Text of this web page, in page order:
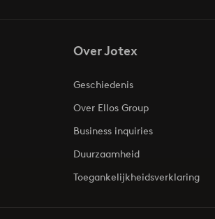
Over Jotex
Geschiedenis
Over Ellos Group
Business inquiries
Duurzaamheid
Toegankelijkheidsverklaring